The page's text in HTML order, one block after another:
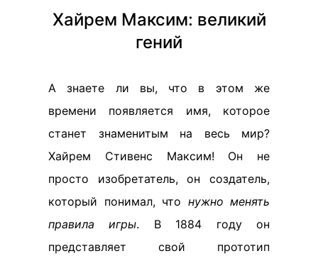
Хайрем Максим: великий
гений
А знаете ли вы, что в этом же
времени появляется имя, которое
станет знаменитым на весь мир?
Хайрем Стивенс Максим! Он не
просто изобретатель, он создатель,
который понимал, что нужно менять
правила игры. В 1884 году он
представляет свой прототип